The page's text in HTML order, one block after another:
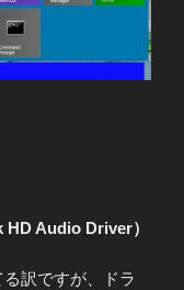
Audio Driver）
訳ですが、ドラ